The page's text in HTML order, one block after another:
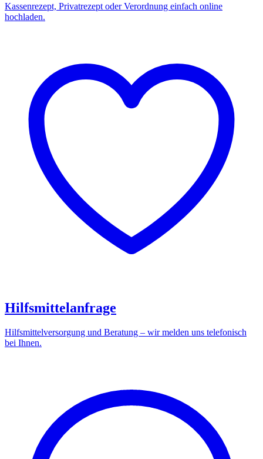
Kassenrezept, Privatrezept oder Verordnung einfach online
hochladen.
Hilfsmittelanfrage
Hilfsmittelversorgung und Beratung – wir melden uns telefonisch
bei Ihnen.